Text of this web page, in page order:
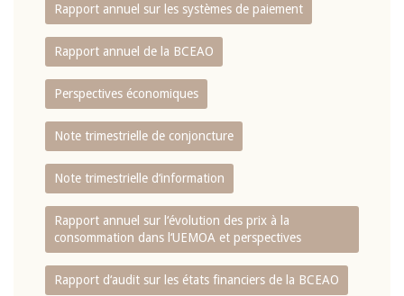
Rapport annuel sur les systèmes de paiement
Rapport annuel de la BCEAO
Perspectives économiques
Note trimestrielle de conjoncture
Note trimestrielle d‘information
Rapport annuel sur l‘évolution des prix à la
consommation dans l‘UEMOA et perspectives
Rapport d‘audit sur les états financiers de la BCEAO